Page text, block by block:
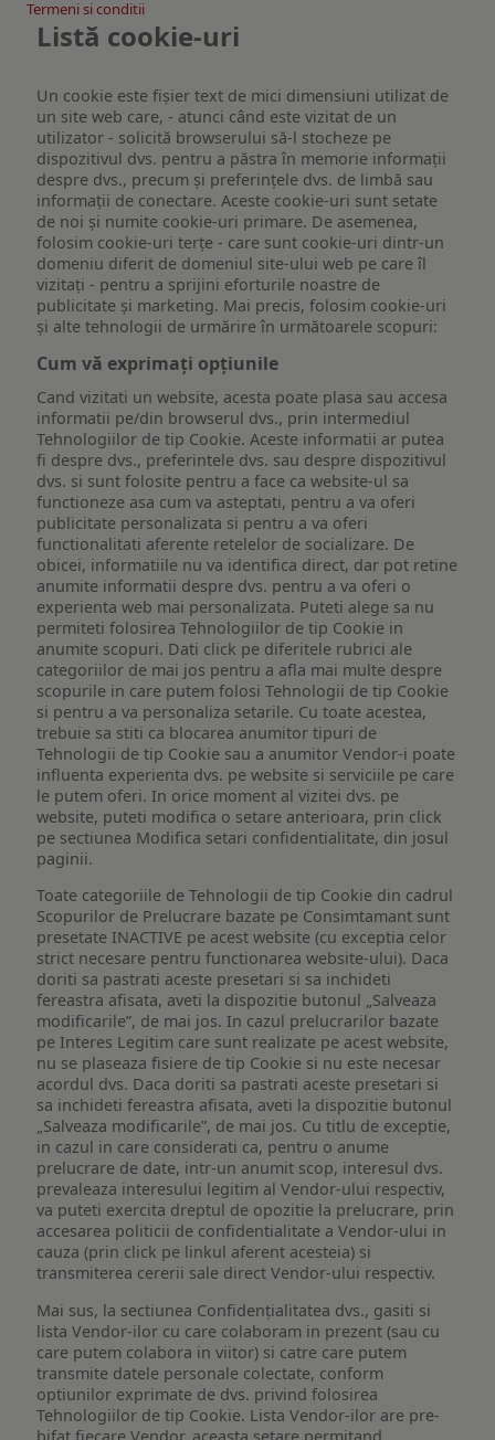
Termeni si conditii
Listă cookie-uri
Un cookie este fişier text de mici dimensiuni utilizat de
un site web care, - atunci când este vizitat de un
utilizator - solicită browserului să-l stocheze pe
dispozitivul dvs. pentru a păstra în memorie informații
despre dvs., precum și preferințele dvs. de limbă sau
informații de conectare. Aceste cookie-uri sunt setate
de noi și numite cookie-uri primare. De asemenea,
folosim cookie-uri terțe - care sunt cookie-uri dintr-un
domeniu diferit de domeniul site-ului web pe care îl
vizitați - pentru a sprijini eforturile noastre de
publicitate și marketing. Mai precis, folosim cookie-uri
și alte tehnologii de urmărire în următoarele scopuri:
Cum vă exprimați opțiunile
Cand vizitati un website, acesta poate plasa sau accesa
informatii pe/din browserul dvs., prin intermediul
Tehnologiilor de tip Cookie. Aceste informatii ar putea
fi despre dvs., preferintele dvs. sau despre dispozitivul
dvs. si sunt folosite pentru a face ca website-ul sa
functioneze asa cum va asteptati, pentru a va oferi
publicitate personalizata si pentru a va oferi
functionalitati aferente retelelor de socializare. De
obicei, informatiile nu va identifica direct, dar pot retine
anumite informatii despre dvs. pentru a va oferi o
experienta web mai personalizata. Puteti alege sa nu
permiteti folosirea Tehnologiilor de tip Cookie in
anumite scopuri. Dati click pe diferitele rubrici ale
categoriilor de mai jos pentru a afla mai multe despre
scopurile in care putem folosi Tehnologii de tip Cookie
si pentru a va personaliza setarile. Cu toate acestea,
trebuie sa stiti ca blocarea anumitor tipuri de
Tehnologii de tip Cookie sau a anumitor Vendor-i poate
influenta experienta dvs. pe website si serviciile pe care
le putem oferi. In orice moment al vizitei dvs. pe
website, puteti modifica o setare anterioara, prin click
pe sectiunea Modifica setari confidentialitate, din josul
paginii.
Toate categoriile de Tehnologii de tip Cookie din cadrul
Scopurilor de Prelucrare bazate pe Consimtamant sunt
presetate INACTIVE pe acest website (cu exceptia celor
strict necesare pentru functionarea website-ului). Daca
doriti sa pastrati aceste presetari si sa inchideti
fereastra afisata, aveti la dispozitie butonul „Salveaza
modificarile”, de mai jos. In cazul prelucrarilor bazate
pe Interes Legitim care sunt realizate pe acest website,
nu se plaseaza fisiere de tip Cookie si nu este necesar
acordul dvs. Daca doriti sa pastrati aceste presetari si
sa inchideti fereastra afisata, aveti la dispozitie butonul
„Salveaza modificarile”, de mai jos. Cu titlu de exceptie,
in cazul in care considerati ca, pentru o anume
prelucrare de date, intr-un anumit scop, interesul dvs.
prevaleaza interesului legitim al Vendor-ului respectiv,
va puteti exercita dreptul de opozitie la prelucrare, prin
accesarea politicii de confidentialitate a Vendor-ului in
cauza (prin click pe linkul aferent acesteia) si
transmiterea cererii sale direct Vendor-ului respectiv.
Mai sus, la sectiunea Confidențialitatea dvs., gasiti si
lista Vendor-ilor cu care colaboram in prezent (sau cu
care putem colabora in viitor) si catre care putem
transmite datele personale colectate, conform
optiunilor exprimate de dvs. privind folosirea
Tehnologiilor de tip Cookie. Lista Vendor-ilor are pre-
bifat fiecare Vendor, aceasta setare permitand